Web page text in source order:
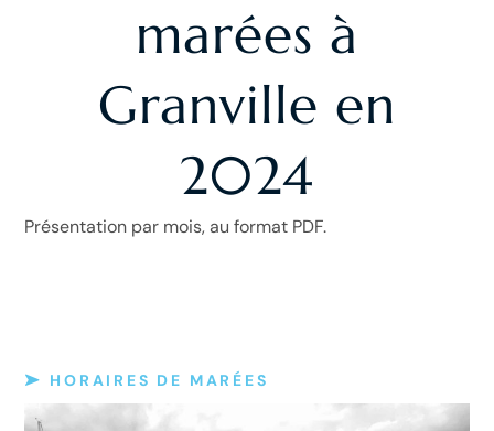
marées à
Granville en
2024
Présentation par mois, au format PDF.
HORAIRES DE MARÉES